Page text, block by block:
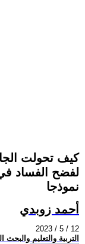
كيف تحولت
لفضح الفساد
نموذجا
أحمد زوبدي
2023 / 5 / 12
التربية والتعليم والبحث